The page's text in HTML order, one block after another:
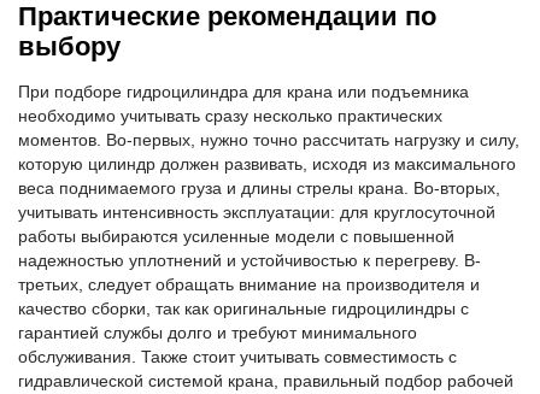
Практические рекомендации по
выбору
При подборе гидроцилиндра для крана или подъемника
необходимо учитывать сразу несколько практических
моментов. Во-первых, нужно точно рассчитать нагрузку и силу,
которую цилиндр должен развивать, исходя из максимального
веса поднимаемого груза и длины стрелы крана. Во-вторых,
учитывать интенсивность эксплуатации: для круглосуточной
работы выбираются усиленные модели с повышенной
надежностью уплотнений и устойчивостью к перегреву. В-
третьих, следует обращать внимание на производителя и
качество сборки, так как оригинальные гидроцилиндры с
гарантией службы долго и требуют минимального
обслуживания. Также стоит учитывать совместимость с
гидравлической системой крана, правильный подбор рабочей